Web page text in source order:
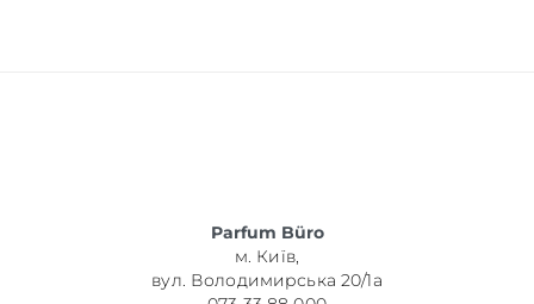
Parfum Büro
м. Київ,
вул. Володимирська 20/1а